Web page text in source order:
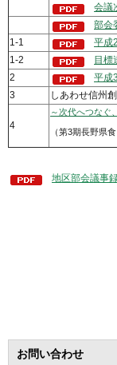
会議
部会
1-1
平成
1-2
目標
2
平成
3
しあわせ信州
4
～次代へつなぐ
（第3期長野県
地区部会議事
お問い合わせ